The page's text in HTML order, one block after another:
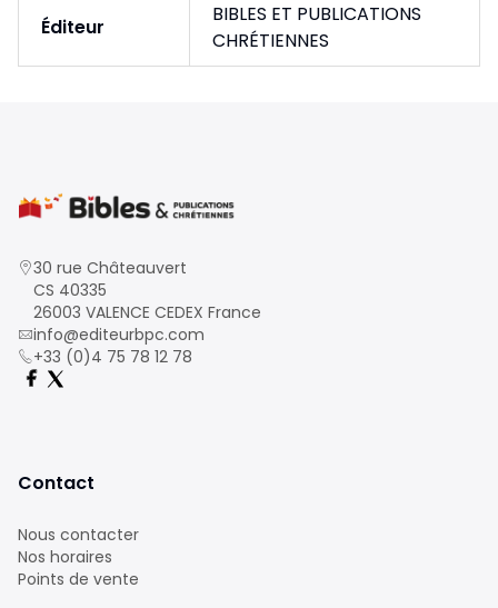
Éditeur
BIBLES ET PUBLICATIONS
CHRÉTIENNES
30 rue Châteauvert
CS 40335
26003 VALENCE CEDEX France
info@editeurbpc.com
+33 (0)4 75 78 12 78
Contact
Nous contacter
Nos horaires
Points de vente